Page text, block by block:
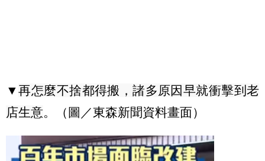
▼再怎麼不捨都得搬，諸多原因早就衝擊到老
店生意。（圖／東森新聞資料畫面）